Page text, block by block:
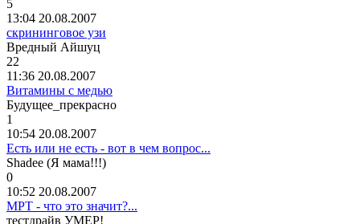
5
13:04 20.08.2007
скрининговое узи
Вредный Айшуц
22
11:36 20.08.2007
Витамины с медью
Будущее прекрасно
1
10:54 20.08.2007
Есть или не есть - вот в чем вопрос...
Shadee (Я мама!!!)
0
10:52 20.08.2007
МРТ - что это значит?...
тестдрайв УМЕР!